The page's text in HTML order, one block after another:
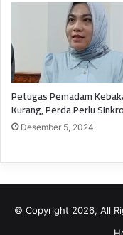
Petugas Pemadam
Kurang, Perda Perlu
Desember 5, 2024
© Copyright 2026, All